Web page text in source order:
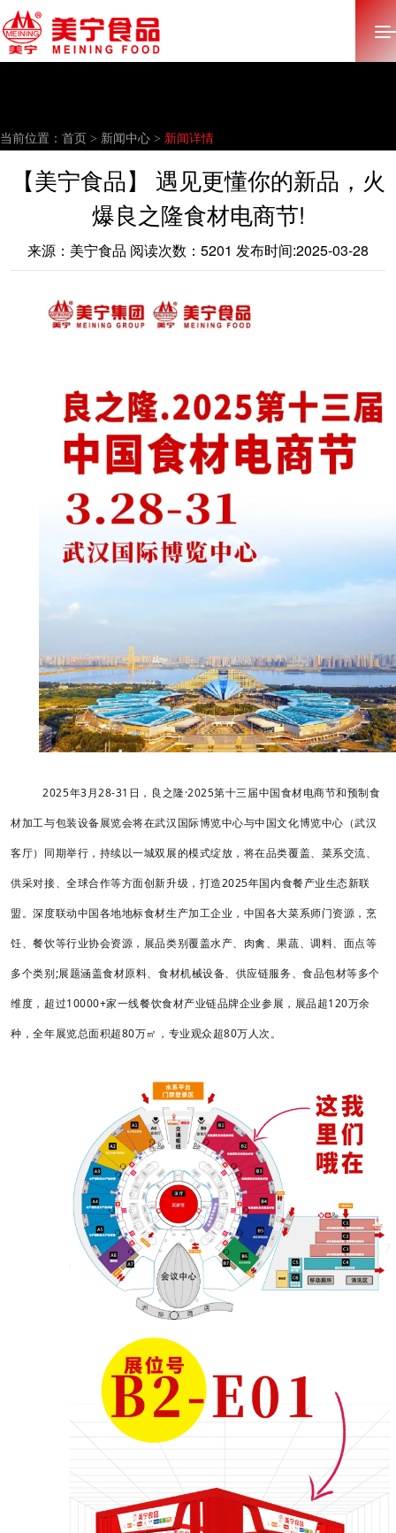
多元化产业
新闻中心
招标采购
联系我们
当前位置： 首页 > 新闻中心 > 新闻详情
【美宁食品】 遇见更懂你的新品，火
爆良之隆食材电商节!
来源：美宁食品 阅读次数：5201 发布时间:2025-03-28
2025年3月28-31日，良之隆·2025第十三届中国食材电商节和预制食
材加工与包装设备展览会将在武汉国际博览中心与中国文化博览中心（武汉
客厅）同期举行，持续以一城双展的模式绽放，将在品类覆盖、菜系交流、
供采对接、全球合作等方面创新升级，打造2025年国内食餐产业生态新联
盟。深度联动中国各地地标食材生产加工企业，中国各大菜系师门资源，烹
饪、餐饮等行业协会资源，展品类别覆盖水产、肉禽、果蔬、调料、面点等
多个类别;展题涵盖食材原料、食材机械设备、供应链服务、食品包材等多个
维度，超过10000+家一线餐饮食材产业链品牌企业参展，展品超120万余
种，全年展览总面积超80万㎡，专业观众超80万人次。